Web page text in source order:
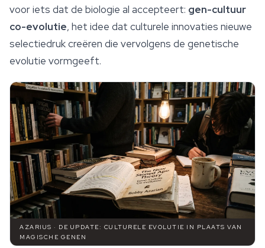
voor iets dat de biologie al accepteert: gen-cultuur
co-evolutie, het idee dat culturele innovaties nieuwe
selectiedruk creëren die vervolgens de genetische
evolutie vormgeeft.
AZARIUS · DE UPDATE: CULTURELE EVOLUTIE IN PLAATS VAN
MAGISCHE GENEN